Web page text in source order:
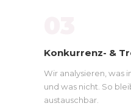
Konkurrenz- &
Wir analysieren, was
und was nicht. So
austauschbar.